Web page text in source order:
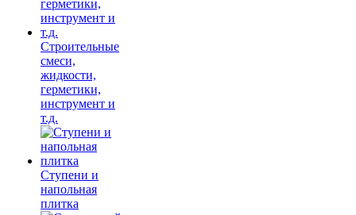
Строительные
смеси,
жидкости,
герметики,
инструмент и
т.д.
Ступени и
напольная
плитка